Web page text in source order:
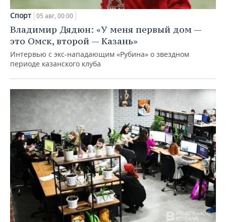
Спорт 05 авг, 00:00
Владимир Дядюн: «У меня первый дом —
это Омск, второй — Казань»
Интервью с экс-нападающим «Рубина» о звездном
периоде казанского клуба